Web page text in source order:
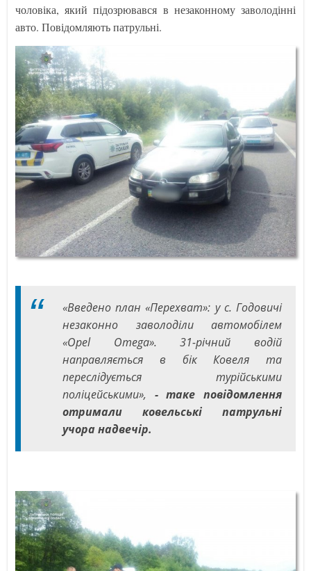
чоловіка, який підозрювався в незаконному заволодінні
авто. Повідомляють патрульні.
«Введено план «Перехват»: у с. Годовичі
незаконно заволоділи автомобілем
«Opel Omega». 31-річний водій
направляється в бік Ковеля та
переслідується турійськими
поліцейськими», - таке повідомлення
отримали ковельські патрульні
учора надвечір.